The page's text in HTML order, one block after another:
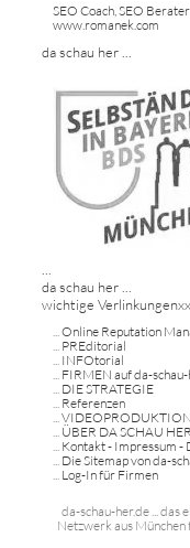
SEO Coach, SEO
www.romanek.com
da schau her ...
da schau her ...
wichtige
Online Reputation
PREditorial
INFOtorial
FIRMEN auf da-
DIE STRATEGIE
Referenzen
VIDEOPRODUKTION
ÜBER DA SCHAU HER
Kontakt - Impressum -
Die Sitemap von da-
Log-In für Firmen
da-schau-her.de ...
Netzwerk aus